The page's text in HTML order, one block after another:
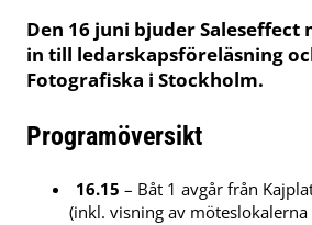
Den 16 juni bjuder Saleseffect
in till ledarskapsföreläsning
Fotografiska i Stockholm.
Programöversikt
16.15 – Båt 1 avgår från
(inkl. visning av möteslokalerna